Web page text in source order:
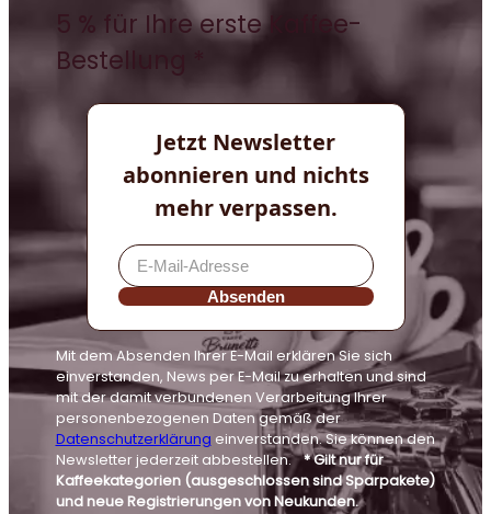
5 % für Ihre erste Kaffee-
Bestellung *
Jetzt Newsletter
abonnieren und nichts
mehr verpassen.
Absenden
Mit dem Absenden Ihrer E-Mail erklären Sie sich
einverstanden, News per E-Mail zu erhalten und sind
mit der damit verbundenen Verarbeitung Ihrer
personenbezogenen Daten gemäß der
Datenschutzerklärung einverstanden. Sie können den
Newsletter jederzeit abbestellen.* Gilt nur für
Kaffeekategorien (ausgeschlossen sind Sparpakete)
und neue Registrierungen von Neukunden.